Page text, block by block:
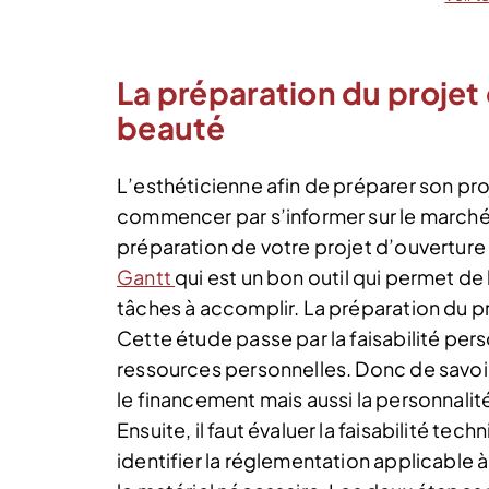
La préparation du
beauté
L’esthéticienne afin de préparer son
commencer par s’informer sur le
préparation de votre projet
Gantt qui est un bon outil qui permet
tâches à accomplir. La préparation du
Cette étude passe par la faisabilité
ressources personnelles. Donc de
le financement mais aussi la
Ensuite, il faut évaluer la faisabilité
identifier la réglementation applicable à